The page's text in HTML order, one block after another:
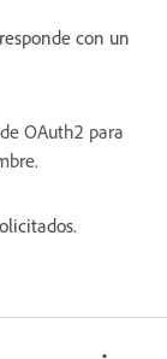
con un
OAuth2 para